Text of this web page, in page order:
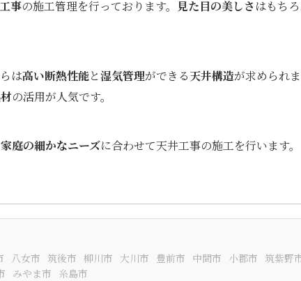
事の施工管理を行っております。 見た目の美しさ はもちろ
は高い断熱性能と湿気管理ができる天井構造が求められ
の活用が人気です。
家庭の細かなニーズに合わせて天井工事の施工を行います。
八女市 筑後市 柳川市 大川市 豊前市 中間市 小郡市 筑紫野
みやま市 糸島市